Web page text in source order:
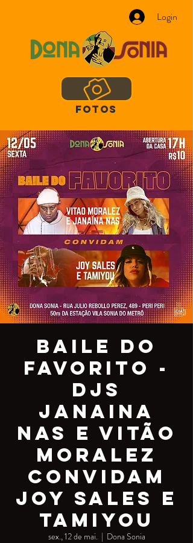
Login
FOTOS
Baile do
Favorito -
DJs
Janaina
Nas e Vitão
Moralez
convidam
Joy Sales e
Tamiyou
sex., 12 de mai.
  |
Dona Sonia